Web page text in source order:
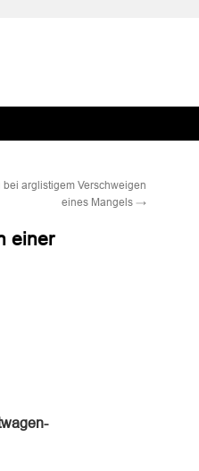
arglistigem Verschweigen
eines Mangels →
einer